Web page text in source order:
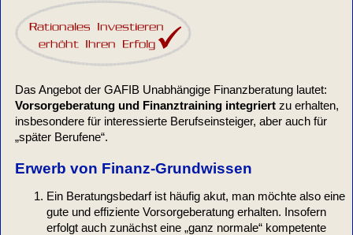
Das Angebot der GAFIB Unabhängige Finanzberatung lautet:
Vorsorgeberatung und Finanztraining integriertzu erhalten,
insbesondere für interessierte Berufseinsteiger, aber auch für
„später Berufene“.
Erwerb von Finanz-Grundwissen
Ein Beratungsbedarf ist häufig akut, man möchte also eine
gute und effiziente Vorsorgeberatung erhalten. Insofern
erfolgt auch zunächst eine „ganz normale“ kompetente